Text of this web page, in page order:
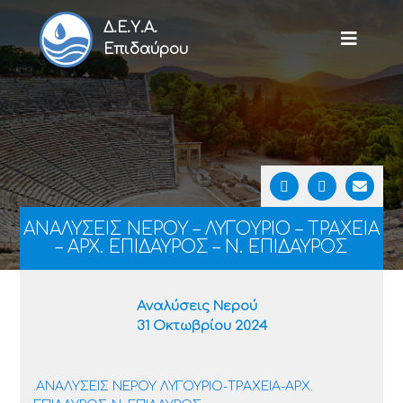
Δ.Ε.Υ.Α.
Επιδαύρου
ΑΝΑΛΥΣΕΙΣ ΝΕΡΟΥ – ΛΥΓΟΥΡΙΟ – ΤΡΑΧΕΙΑ
– ΑΡΧ. ΕΠΙΔΑΥΡΟΣ – Ν. ΕΠΙΔΑΥΡΟΣ
Αναλύσεις Νερού
31 Οκτωβρίου 2024
.ΑΝΑΛΥΣΕΙΣ ΝΕΡΟΥ ΛΥΓΟΥΡΙΟ-ΤΡΑΧΕΙΑ-ΑΡΧ.